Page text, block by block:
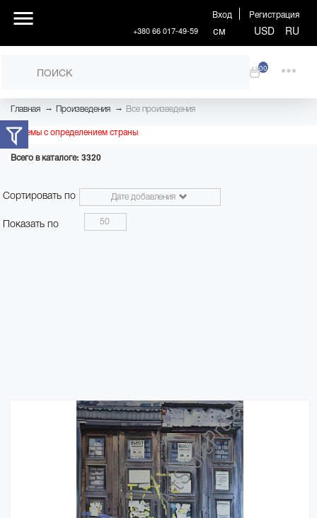
Вход Регистрация
+380 66 017-49-59 см USD RU
00
Главная → Произведения → Все произведения
Проблемы с определением страны
Всего в каталоге: 3320
Сортировать по Дате добавления
Показать по 50